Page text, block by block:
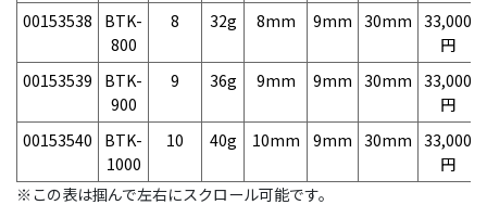
00153538
BTK-
800
8 32g 8mm 9mm 30mm 33,000
円
00153539
BTK-
900
9 36g 9mm 9mm 30mm 33,000
円
00153540
BTK-
1000
10 40g 10mm 9mm 30mm 33,000
円
※この表は掴んで左右にスクロール可能です。